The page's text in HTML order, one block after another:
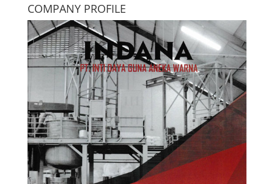
COMPANY PROFILE